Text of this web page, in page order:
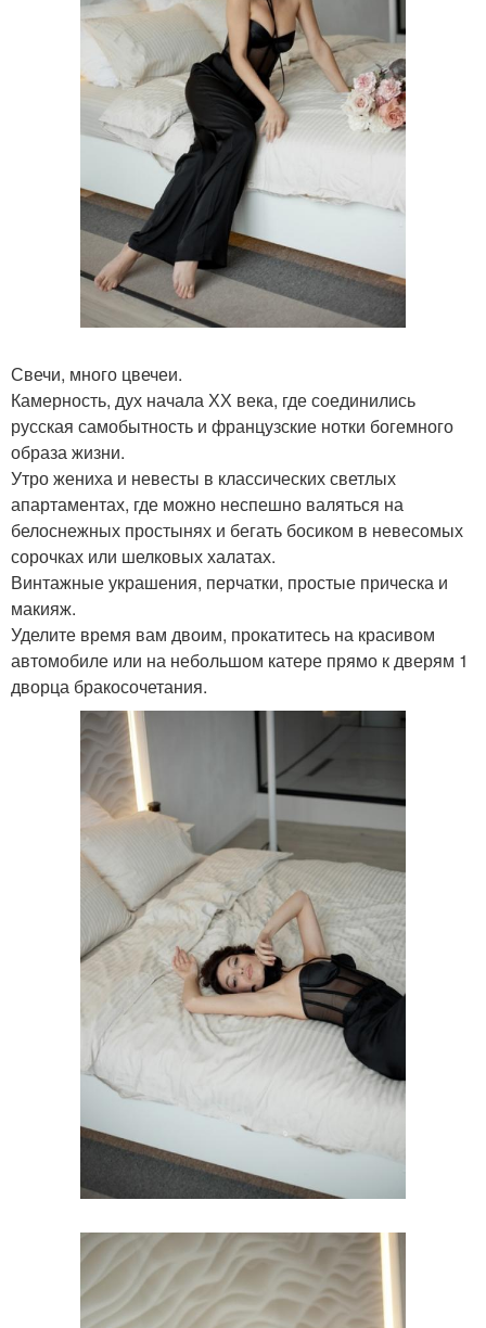
Свечи, много цвечеи.
Камерность, дух начала ХХ века, где соединились
русская самобытность и французские нотки богемного
образа жизни.
Утро жениха и невесты в классических светлых
апартаментах, где можно неспешно валяться на
белоснежных простынях и бегать босиком в невесомых
сорочках или шелковых халатах.
Винтажные украшения, перчатки, простые прическа и
макияж.
Уделите время вам двоим, прокатитесь на красивом
автомобиле или на небольшом катере прямо к дверям 1
дворца бракосочетания.